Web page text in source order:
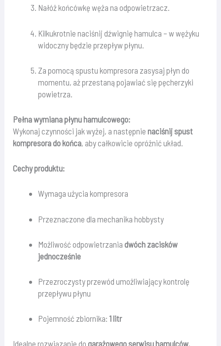
Nałóż końcówkę węża na odpowietrzacz.
Kilkukrotnie naciśnij dźwignię hamulca – w wężyku
widoczny będzie przepływ płynu.
Za pomocą spustu kompresora zasysaj płyn do
momentu, aż przestaną pojawiać się pęcherzyki
powietrza.
Pełna wymiana płynu hamulcowego:
Wykonaj czynności jak wyżej, a następnienaciśnij spust
kompresora do końca, aby całkowicie opróżnić układ.
Cechy produktu:
Wymaga użycia kompresora
Przeznaczone dla mechanika hobbysty
Możliwość odpowietrzania dwóch zacisków
jednocześnie
Przezroczysty przewód umożliwiający kontrolę
przepływu płynu
Pojemność zbiornika: 1 litr
Idealne rozwiązanie do garażowego serwisu hamulców,